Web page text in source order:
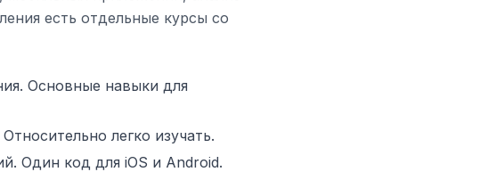
есть отдельные курсы со
Основные навыки для
легко изучать.
Один код для iOS и Android.